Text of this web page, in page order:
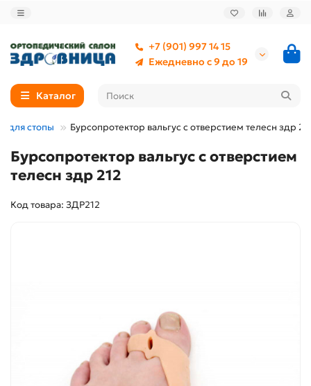
+7 (901) 997 14 15
Ежедневно с 9 до 19
Каталог
для стопы Бурсопротектор вальгус с отверстием телесн здр
Бурсопротектор вальгус с отверстием
телесн здр 212
Код товара: ЗДР212